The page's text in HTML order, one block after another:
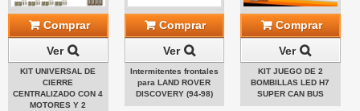
Comprar
Ver
KIT UNIVERSAL DE
CIERRE
CENTRALIZADO CON 4
MOTORES Y 2
Comprar
Ver
Intermitentes frontales
para LAND ROVER
DISCOVERY (94-98)
Comprar
Ver
KIT JUEGO DE 2
BOMBILLAS LED H7
SUPER CAN BUS